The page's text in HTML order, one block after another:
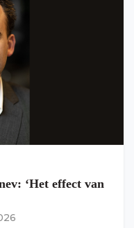
‘Het effect van